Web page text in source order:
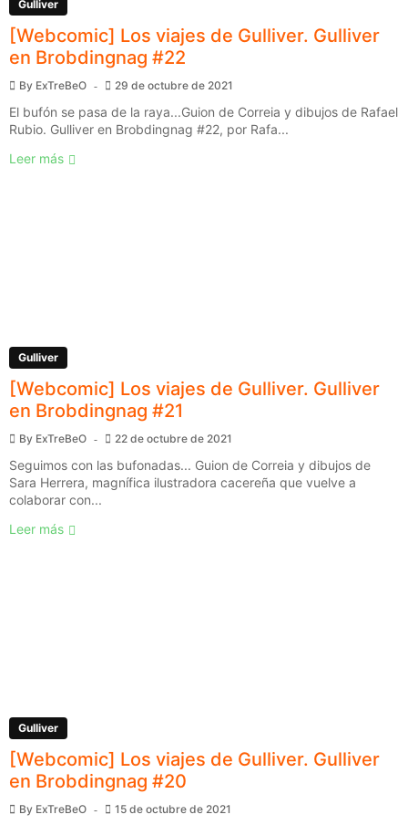
Gulliver
[Webcomic] Los viajes de Gulliver. Gulliver
en Brobdingnag #22
By ExTreBeO 29 de octubre de 2021
El bufón se pasa de la raya...Guion de Correia y dibujos de Rafael
Rubio. Gulliver en Brobdingnag #22, por Rafa...
Leer más
Gulliver
[Webcomic] Los viajes de Gulliver. Gulliver
en Brobdingnag #21
By ExTreBeO 22 de octubre de 2021
Seguimos con las bufonadas... Guion de Correia y dibujos de
Sara Herrera, magnífica ilustradora cacereña que vuelve a
colaborar con...
Leer más
Gulliver
[Webcomic] Los viajes de Gulliver. Gulliver
en Brobdingnag #20
By ExTreBeO 15 de octubre de 2021